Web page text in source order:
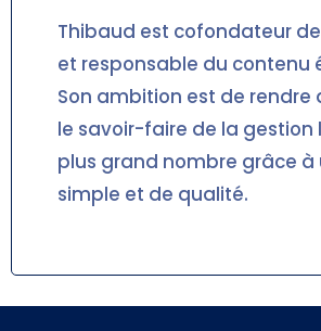
Thibaud est cofondateur
et responsable du contenu
Son ambition est de rendre
le savoir-faire de la gestion
plus grand nombre grâce à
simple et de qualité.